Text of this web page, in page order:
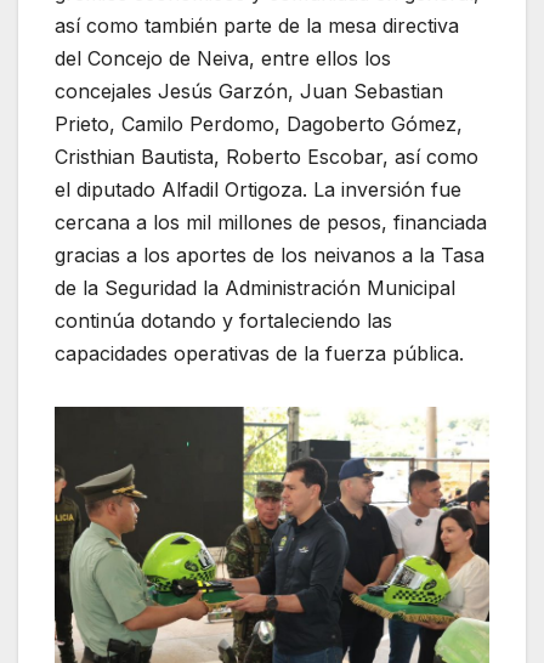
así como también parte de la mesa directiva
del Concejo de Neiva, entre ellos los
concejales Jesús Garzón, Juan Sebastian
Prieto, Camilo Perdomo, Dagoberto Gómez,
Cristhian Bautista, Roberto Escobar, así como
el diputado Alfadil Ortigoza. La inversión fue
cercana a los mil millones de pesos, financiada
gracias a los aportes de los neivanos a la Tasa
de la Seguridad la Administración Municipal
continúa dotando y fortaleciendo las
capacidades operativas de la fuerza pública.